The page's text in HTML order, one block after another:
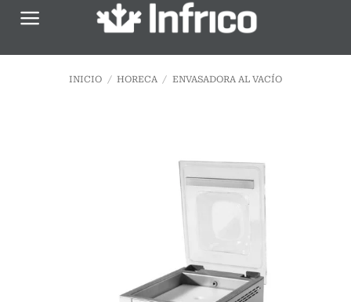
Saltar
INICIO / HORECA / ENVASADORA AL VACÍO